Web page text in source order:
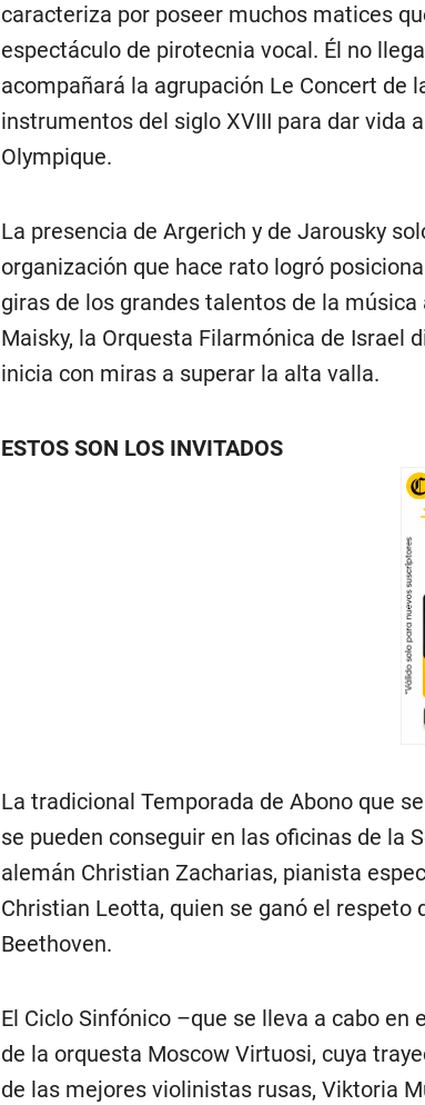
caracteriza por poseer muchos matices
espectáculo de pirotecnia vocal. Él no
acompañará la agrupación Le Concert de
instrumentos del siglo XVIII para dar vida
Olympique.
La presencia de Argerich y de Jarousky
organización que hace rato logró
giras de los grandes talentos de la
Maisky, la Orquesta Filarmónica de Israel
inicia con miras a superar la alta valla.
ESTOS SON LOS INVITADOS
La tradicional Temporada de Abono que
se pueden conseguir en las oficinas de la
alemán Christian Zacharias, pianista
Christian Leotta, quien se ganó el
Beethoven.
El Ciclo Sinfónico –que se lleva a cabo
de la orquesta Moscow Virtuosi, cuya
de las mejores violinistas rusas, Viktoria